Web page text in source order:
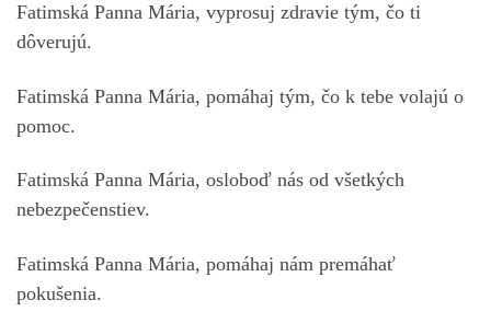
Fatimská Panna Mária, vyprosuj zdravie tým, čo ti
dôverujú.
Fatimská Panna Mária, pomáhaj tým, čo k tebe volajú o
pomoc.
Fatimská Panna Mária, osloboď nás od všetkých
nebezpečenstiev.
Fatimská Panna Mária, pomáhaj nám premáhať
pokušenia.